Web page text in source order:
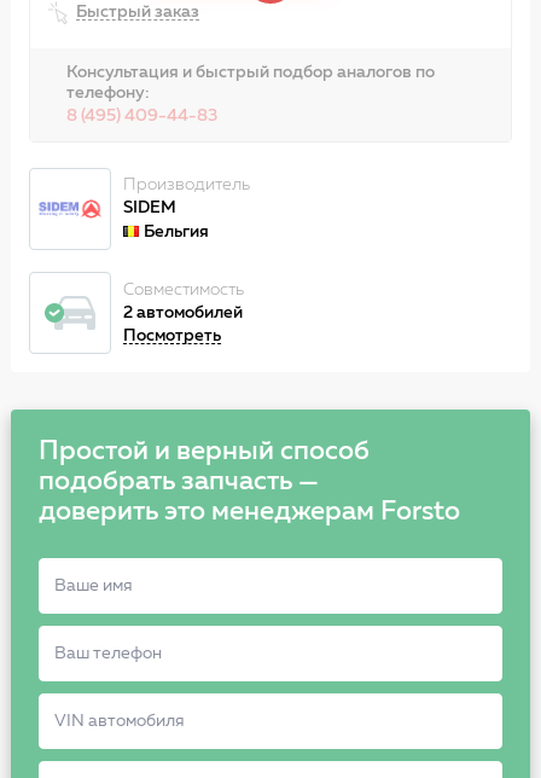
Быстрый заказ
Консультация и быстрый подбор аналогов по
телефону:
8 (495) 409-44-83
Производитель
SIDEM
Бельгия
Совместимость
2 автомобилей
Посмотреть
Простой и верный способ
подобрать запчасть —
доверить это менеджерам Forsto